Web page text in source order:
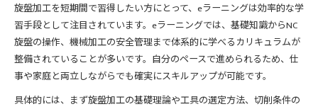
旋盤加工を短期間で習得したい方にとって、eラーニングは効率的な学
習手段として注目されています。eラーニングでは、基礎知識からNC
旋盤の操作、機械加工の安全管理まで体系的に学べるカリキュラムが
整備されていることが多いです。自分のペースで進められるため、仕
事や家庭と両立しながらでも確実にスキルアップが可能です。
具体的には、まず旋盤加工の基礎理論や工具の選定方法、切削条件の